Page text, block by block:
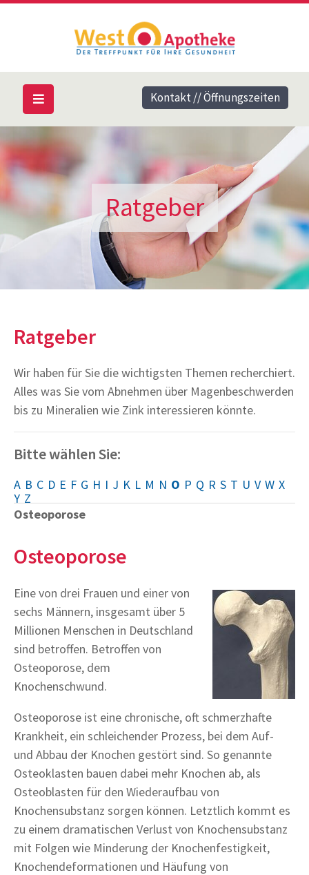
Ratgeber
Ratgeber
Wir haben für Sie die wichtigsten Themen recherchiert.
Alles was Sie vom Abnehmen über Magenbeschwerden
bis zu Mineralien wie Zink interessieren könnte.
Bitte wählen Sie:
A B C D E F G H I J K L M N O P Q R S T U V W X
Y Z
Osteoporose
Osteoporose
Eine von drei Frauen und einer von
sechs Männern, insgesamt über 5
Millionen Menschen in Deutschland
sind betroffen. Betroffen von
Osteoporose, dem
Knochenschwund.
Osteoporose ist eine chronische, oft schmerzhafte
Krankheit, ein schleichender Prozess, bei dem Auf-
und Abbau der Knochen gestört sind. So genannte
Osteoklasten bauen dabei mehr Knochen ab, als
Osteoblasten für den Wiederaufbau von
Knochensubstanz sorgen können. Letztlich kommt es
zu einem dramatischen Verlust von Knochensubstanz
mit Folgen wie Minderung der Knochenfestigkeit,
Knochendeformationen und Häufung von
Kontakt // Öffnungszeiten